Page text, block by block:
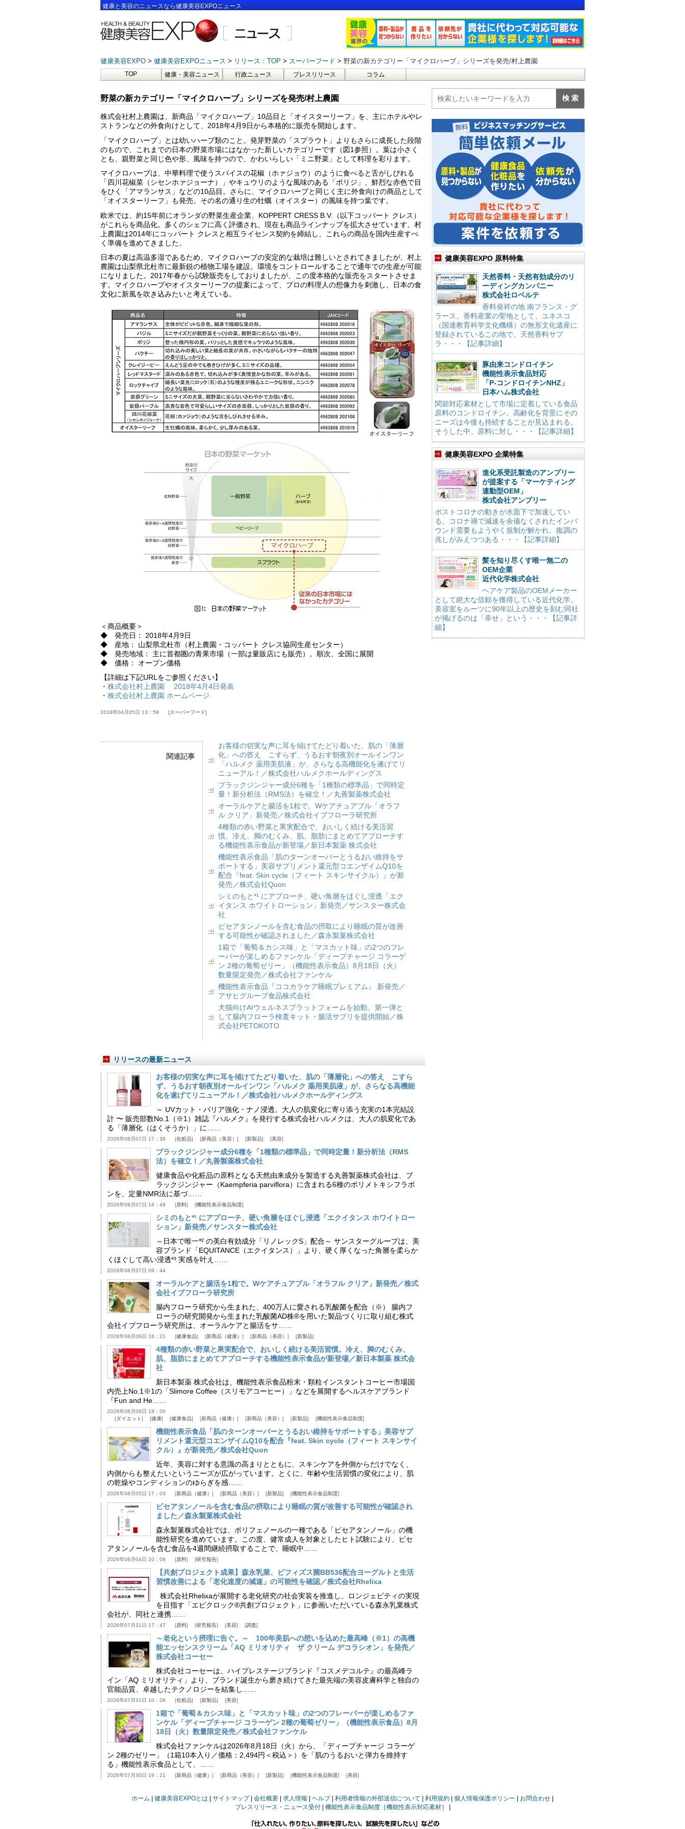
健康と美容のニュースなら健康美容EXPOニュース
健康美容EXPO 健康美容EXPOニュース リリース：TOP スーパーフード 野菜の新カテゴリー「マイクロハーブ」シリーズを発売/村上農園
TOP 健康・美容ニュース 行政ニュース プレスリリース コラム
野菜の新カテゴリー「マイクロハーブ」シリーズを発売/村上農園
株式会社村上農園は、新商品「マイクロハーブ」10品目と「オイスターリーフ」を、主にホテルやレ
ストランなどの外食向けとして、2018年4月9日から本格的に販売を開始します。
「マイクロハーブ」とは幼いハーブ類のこと。発芽野菜の「スプラウト」よりもさらに成長した段階
のもので、これまでの日本の野菜市場にはなかった新しいカテゴリーです（図1参照）。葉は小さく
とも、親野菜と同じ色や形、風味を持つので、かわいらしい「ミニ野菜」として料理を彩ります。
マイクロハーブは、中華料理で使うスパイスの花椒（ホァジョウ）のように食べると舌がしびれる
「四川花椒菜（シセンホァジョーナ）」やキュウリのような風味のある「ボリジ」、鮮烈な赤色で目
をひく「アマランサス」などの10品目。さらに、マイクロハーブと同じく主に外食向けの商品として
「オイスターリーフ」も発売。その名の通り生の牡蠣（オイスター）の風味を持つ葉です。
欧米では、約15年前にオランダの野菜生産企業、KOPPERT CRESS B.V.（以下コッパート クレス）
がこれらを商品化。多くのシェフに高く評価され、現在も商品ラインナップを拡大させています。村
上農園は2014年にコッパート クレスと相互ライセンス契約を締結し、これらの商品を国内生産すべ
く準備を進めてきました。
日本の夏は高温多湿であるため、マイクロハーブの安定的な栽培は難しいとされてきましたが、村上
農園は山梨県北杜市に最新鋭の植物工場を建設。環境をコントロールすることで通年での生産が可能
になりました。2017年春から試験販売をしておりましたが、この度本格的な販売をスタートさせま
す。マイクロハーブやオイスターリーフの提案によって、プロの料理人の想像力を刺激し、日本の食
文化に新風を吹き込みたいと考えている。
＜商品概要＞
◆ 発売日： 2018年4月9日
◆ 産地： 山梨県北杜市（村上農園・コッパート クレス協同生産センター）
◆ 発売地域： 主に首都圏の青果市場（一部は量販店にも販売）。順次、全国に展開
◆ 価格： オープン価格
【詳細は下記URLをご参照ください】
・ 株式会社村上農園 2018年4月4日発表
・ 株式会社村上農園 ホームページ
2018年04月05日 13：59 スーパーフード
関連記事
お客様の切実な声に耳を傾けてたどり着いた、肌の「薄層
化」への答え こすらず、うるおす朝夜別オールインワン
「ハルメク 薬用美肌液」が、さらなる高機能化を遂げてリ
ニューアル！／株式会社ハルメクホールディングス
ブラックジンジャー成分6種を「1種類の標準品」で同時定
量！新分析法（RMS法）を確立！／丸善製薬株式会社
オーラルケアと腸活を1粒で。Wケアチュアブル「オラフ
ル クリア」新発売／株式会社イブフローラ研究所
4種類の赤い野菜と果実配合で、おいしく続ける美活習
慣。冷え、脚のむくみ、肌、脂肪にまとめてアプローチす
る機能性表示食品が新登場／新日本製薬 株式会社
機能性表示食品「肌のターンオーバーとうるおい維持をサ
ポートする」美容サプリメント還元型コエンザイムQ10を
配合『feat. Skin cycle（フィート スキンサイクル）』が新
発売／株式会社Quon
シミのもと*¹ にアプローチ、硬い角層をほぐし浸透「エク
イタンス ホワイトローション」新発売／サンスター株式会
社
ピセアタンノールを含む食品の摂取により睡眠の質が改善
する可能性が確認されました／森永製菓株式会社
1箱で「葡萄＆カシス味」と「マスカット味」の2つのフレ
ーバーが楽しめるファンケル「ディープチャージ コラーゲ
ン 2種の葡萄ゼリー」（機能性表示食品）8月18日（火）
数量限定発売／株式会社ファンケル
機能性表示食品『ココカラケア睡眠プレミアム』 新発売／
アサヒグループ食品株式会社
犬猫向けAIウェルネスプラットフォームを始動。第一弾と
して腸内フローラ検査キット・腸活サプリを提供開始／株
式会社PETOKOTO
リリースの最新ニュース
お客様の切実な声に耳を傾けてたどり着いた、肌の「薄層化」への答え こすら
ず、うるおす朝夜別オールインワン「ハルメク 薬用美肌液」が、さらなる高機能
化を遂げてリニューアル！／株式会社ハルメクホールディングス
～ UVカット・バリア強化・ナノ浸透。大人の肌変化に寄り添う充実の1本完結設
計 〜 販売部数No.1（※1）雑誌『ハルメク』を発行する株式会社ハルメクは、大人の肌変化であ
る「薄層化（はくそうか）」に……
2026年08月07日 17：36 化粧品 新商品（美容） 新製品 美容
ブラックジンジャー成分6種を「1種類の標準品」で同時定量！新分析法（RMS
法）を確立！／丸善製薬株式会社
健康食品や化粧品の原料となる天然由来成分を製造する丸善製薬株式会社は、ブ
ラックジンジャー（Kaempferia parviflora）に含まれる6種のポリメトキシフラボ
ンを、定量NMR法に基づ……
2026年08月07日 16：49 原料 機能性表示食品制度
シミのもと*¹ にアプローチ、硬い角層をほぐし浸透「エクイタンス ホワイトロー
ション」新発売／サンスター株式会社
～日本で唯一*² の美白有効成分「リノレックS」配合～ サンスターグループは、美
容ブランド「EQUITANCE（エクイタンス）」より、硬く厚くなった角層を柔らか
くほぐして高い浸透*³ 実感を叶え……
2026年08月07日 09：44
オーラルケアと腸活を1粒で。Wケアチュアブル「オラフル クリア」新発売／株式
会社イブフローラ研究所
腸内フローラ研究から生まれた、400万人に愛される乳酸菌を配合（※） 腸内フ
ローラの研究開発から生まれた乳酸菌AD株®を用いた製品づくりに取り組む株式
会社イブフローラ研究所は、オーラルケアと腸活をサ……
2026年08月06日 18：21 健康食品 新商品（健康） 新商品（美容） 新製品
4種類の赤い野菜と果実配合で、おいしく続ける美活習慣。冷え、脚のむくみ、
肌、脂肪にまとめてアプローチする機能性表示食品が新登場／新日本製薬 株式会
社
新日本製薬 株式会社は、機能性表示食品粉末・顆粒インスタントコーヒー市場国
内売上No.1※1の「Slimore Coffee（スリモアコーヒー）」などを展開するヘルスケアブランド
『Fun and He……
2026年08月06日 18：00
ダイエット
健康 健康食品 新商品（健康） 新商品（美容） 新製品 機能性表示食品制度
機能性表示食品「肌のターンオーバーとうるおい維持をサポートする」美容サプ
リメント還元型コエンザイムQ10を配合『feat. Skin cycle（フィート スキンサイ
クル）』が新発売／株式会社Quon
近年、美容に対する意識の高まりとともに、スキンケアを外側からだけでなく、
内側からも整えたいというニーズが広がっています。とくに、年齢や生活習慣の変化により、肌
の乾燥やコンディションのゆらぎを感……
2026年08月05日 17：03 新商品（健康） 新商品（美容） 新製品 機能性表示食品制度
ピセアタンノールを含む食品の摂取により睡眠の質が改善する可能性が確認され
ました／森永製菓株式会社
森永製菓株式会社では、ポリフェノールの一種である「ピセアタンノール」の機
能性研究を進めています。この度、健常成人を対象としたヒト試験により、ピセ
アタンノールを含む食品を4週間継続摂取することで、睡眠中……
2026年08月04日 20：09 原料 研究報告
【共創プロジェクト成果】森永乳業、ビフィズス菌BB536配合ヨーグルトと生活
習慣改善による「老化速度の減速」の可能性を確認／株式会社Rhelixa
株式会社Rhelixaが展開する老化研究の社会実装を推進し、ロンジェビティの実現
を目指す「エピクロック®共創プロジェクト」に参画いただいている森永乳業株式
会社が、同社と連携……
2026年07月31日 17：47 原料 研究報告 美容 調査
～老化という摂理に告ぐ。～ 100年美肌への想いを込めた最高峰（※1）の高機
能エッセンスクリーム「AQ ミリオリティ ザ クリーム デコラシオン」を発売／
株式会社コーセー
株式会社コーセーは、ハイプレステージブランド『コスメデコルテ』の最高峰ラ
イン「AQ ミリオリティ」より、ブランド誕生から磨き続けてきた最先端の美容皮膚科学と独自の
官能品質、卓越したテクノロジーを結集し……
2026年07月31日 10：26 化粧品 新製品 美容
1箱で「葡萄＆カシス味」と「マスカット味」の2つのフレーバーが楽しめるファ
ンケル「ディープチャージ コラーゲン 2種の葡萄ゼリー」（機能性表示食品）8月
18日（火）数量限定発売／株式会社ファンケル
株式会社ファンケルは2026年8月18日（火）から、「ディープチャージ コラーゲ
ン 2種のゼリー」（1箱10本入り／価格：2,494円＜税込＞）を「肌のうるおいと弾力を維持す
る」機能性表示食品として、……
2026年07月30日 19：21 新商品（健康） 新商品（美容） 新製品 機能性表示食品制度 美容
健康美容EXPO 原料特集
天然香料・天然有効成分のリ
ーディングカンパニー
株式会社ロベルテ
香料発祥の地 南フランス・グ
ラース。香料産業の聖地として、ユネスコ
（国連教育科学文化機構）の無形文化遺産に
登録されているこの地で、天然香料サプ
ラ・・・【記事詳細】
豚由来コンドロイチン
機能性表示食品対応
「P-コンドロイチンNHZ」
日本ハム株式会社
関節対応素材として市場に定着している食品
原料のコンドロイチン。高齢化を背景にその
ニーズは今後も持続することが見込まれる。
そうした中、原料に対し・・・【記事詳細】
健康美容EXPO 企業特集
進化系受託製造のアンプリー
が提案する「マーケティング
連動型OEM」
株式会社アンプリー
ポストコロナの動きが水面下で加速してい
る。コロナ禍で減速を余儀なくされたインバ
ウンド需要もようやく規制が解かれ、復調の
兆しがみえつつある・・・【記事詳細】
髪を知り尽くす唯一無二の
OEM企業
近代化学株式会社
ヘアケア製品のOEMメーカー
として絶大な信頼を獲得している近代化学。
美容室をルーツに90年以上の歴史を刻む同社
が掲げるのは「幸せ」という・・・【記事詳
細】
ホーム 健康美容EXPOとは サイトマップ 会社概要 求人情報 ヘルプ 利用者情報の外部送信について 利用規約 個人情報保護ポリシー
お問合わせ
プレスリリース・ニュース受付
機能性表示食品制度［機能性表示対応素材］